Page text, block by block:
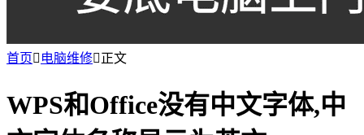
首页 电脑维修正文
WPS和Office没有中文字体,中